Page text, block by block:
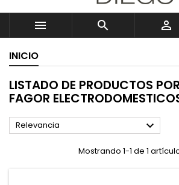
  
INICIO
LISTADO DE PRODUCTOS
FAGOR
Relevancia 
Mostrando 1-1 de 1